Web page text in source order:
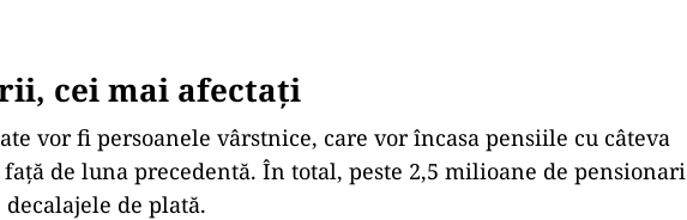
cei mai afectaţi
vor fi persoanele vârstnice, care vor încasa pensiile cu câteva
de luna precedentă. În total, peste 2,5 milioane de pensionari
de plată.